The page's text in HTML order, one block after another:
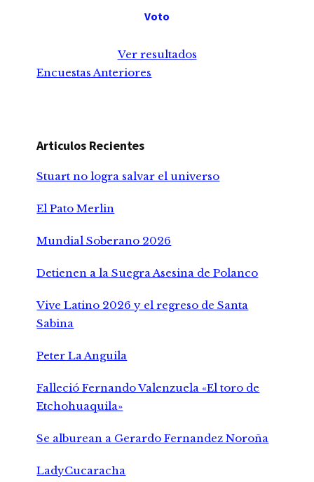
Ver resultados
Encuestas Anteriores
Articulos Recientes
Stuart no logra salvar el universo
El Pato Merlin
Mundial Soberano 2026
Detienen a la Suegra Asesina de Polanco
Vive Latino 2026 y el regreso de Santa
Sabina
Peter La Anguila
Falleció Fernando Valenzuela «El toro de
Etchohuaquila»
Se alburean a Gerardo Fernandez Noroña
LadyCucaracha